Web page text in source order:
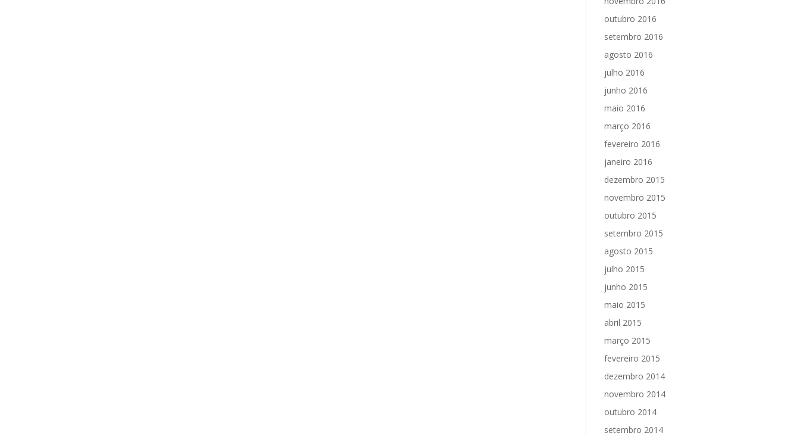
outubro 2016
setembro 2016
agosto 2016
julho 2016
junho 2016
maio 2016
março 2016
fevereiro 2016
janeiro 2016
dezembro 2015
novembro 2015
outubro 2015
setembro 2015
agosto 2015
julho 2015
junho 2015
maio 2015
abril 2015
março 2015
fevereiro 2015
dezembro 2014
novembro 2014
outubro 2014
setembro 2014